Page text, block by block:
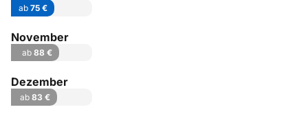
ab 75 €
November
ab 88 €
Dezember
ab 83 €